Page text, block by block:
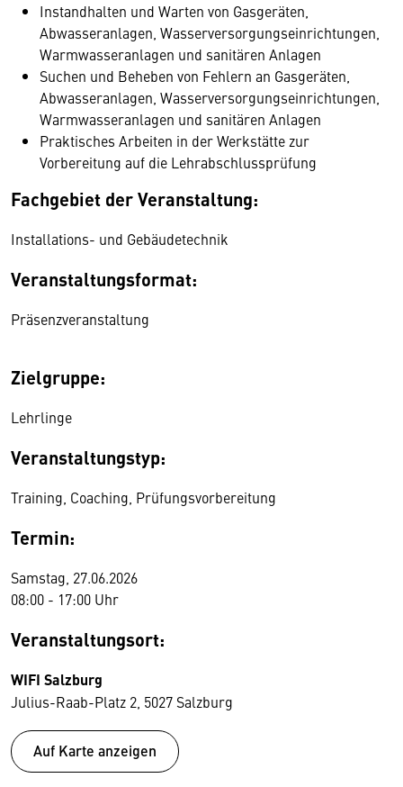
Instandhalten und Warten von Gasgeräten,
Abwasseranlagen, Wasserversorgungseinrichtungen,
Warmwasseranlagen und sanitären Anlagen
Suchen und Beheben von Fehlern an Gasgeräten,
Abwasseranlagen, Wasserversorgungseinrichtungen,
Warmwasseranlagen und sanitären Anlagen
Praktisches Arbeiten in der Werkstätte zur
Vorbereitung auf die Lehrabschlussprüfung
Fachgebiet der Veranstaltung:
Installations- und Gebäudetechnik
Veranstaltungsformat:
Präsenzveranstaltung
Zielgruppe:
Lehrlinge
Veranstaltungstyp:
Training, Coaching, Prüfungsvorbereitung
Termin:
Samstag, 27.06.2026
08:00 - 17:00 Uhr
Veranstaltungsort:
WIFI Salzburg
Julius-Raab-Platz 2, 5027 Salzburg
Auf Karte anzeigen